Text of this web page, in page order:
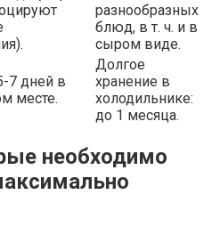
разнообразных
блюд, в т. ч. и в
сыром виде.
7 дней в
месте.
Долгое
хранение в
холодильнике:
до 1 месяца.
необходимо